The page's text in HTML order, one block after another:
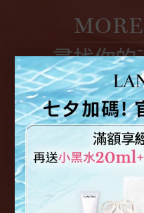
尋找你的
#101 #121